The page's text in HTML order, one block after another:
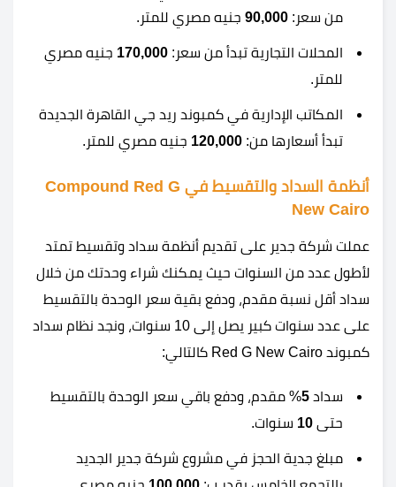
من سعر: 90,000 جنيه مصري للمتر.
المحلات التجارية تبدأ من سعر: 170,000 جنيه مصري
للمتر.
المكاتب الإدارية في كمبوند ريد جي القاهرة الجديدة
تبدأ أسعارها من: 120,000 جنيه مصري للمتر.
أنظمة السداد والتقسيط في Compound Red G
New Cairo
عملت شركة جدير على تقديم أنظمة سداد وتقسيط تمتد
لأطول عدد من السنوات حيث يمكنك شراء وحدتك من خلال
سداد أقل نسبة مقدم، ودفع بقية سعر الوحدة بالتقسيط
على عدد سنوات كبير يصل إلى 10 سنوات، ونجد نظام سداد
كمبوند Red G New Cairo كالتالي:
سداد 5% مقدم، ودفع باقي سعر الوحدة بالتقسيط
حتى 10 سنوات.
مبلغ جدية الحجز في مشروع شركة جدير الجديد